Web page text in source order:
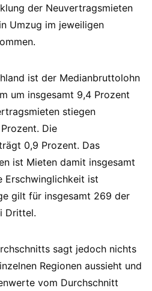
der Neuvertragsmieten
Umzug im jeweiligen
ist der Medianbruttolohn
um insgesamt 9,4 Prozent
stiegen
Die
0,9 Prozent. Das
ist Mieten damit insgesamt
Erschwinglichkeit ist
gilt für insgesamt 269 der
Drittel.
sagt jedoch nichts
Regionen aussieht und
vom Durchschnitt